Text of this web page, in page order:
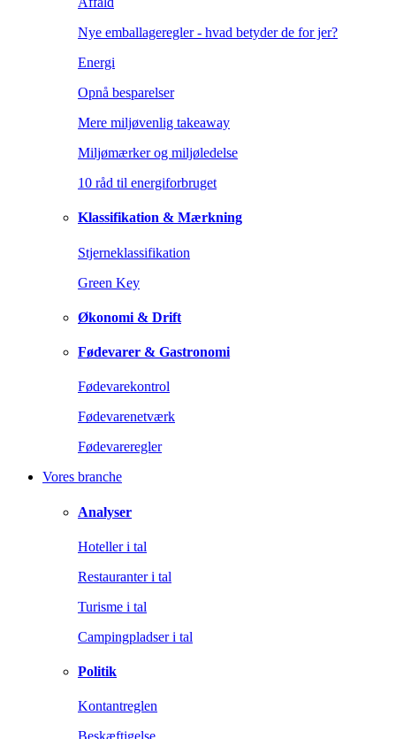
Nye emballageregler - hvad betyder de for jer?
Energi
Opnå besparelser
Mere miljøvenlig takeaway
Miljømærker og miljøledelse
10 råd til energiforbruget
Klassifikation & Mærkning
Stjerneklassifikation
Green Key
Økonomi & Drift
Fødevarer & Gastronomi
Fødevarekontrol
Fødevarenetværk
Fødevareregler
Vores branche
Analyser
Hoteller i tal
Restauranter i tal
Turisme i tal
Campingpladser i tal
Politik
Kontantreglen